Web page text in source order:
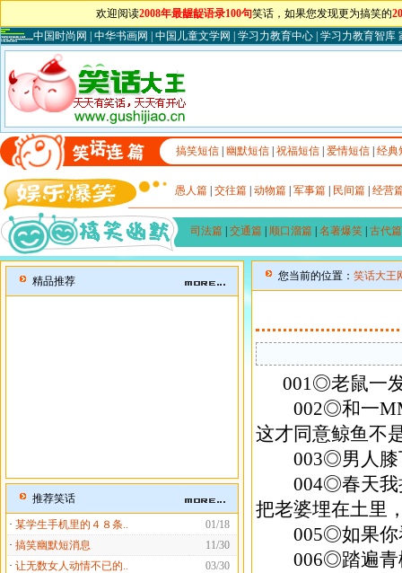
欢迎阅读2008年最龌龊语录100句笑话，如果您发现更为搞笑的
中国时尚网
中华书画网 中国儿童文学网 学习力教育中心 学习力教育智库
搞笑短信 幽默短信 祝福短信 爱情短信 经典
愚人篇 交往篇 动物篇 军事篇 民间篇 经营
司法篇 交通篇 顺口溜篇 名著爆笑 古代篇
精品推荐
推荐笑话
· 某学生手机里的４８条..
01/18
· 搞笑幽默短消息
11/30
· 让无数女人动情不已的..
03/30
您当前的位置： 笑话大王
001◎老鼠一发
002◎和一MM
这才同意鲸鱼不
003◎男人膝下
004◎春天我把
把老婆埋在土里
005◎如果你看
006◎踏遍青